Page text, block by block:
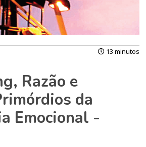
13 minutos
Razão e
da
Emocional -